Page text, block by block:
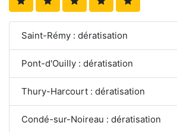
Saint-Rémy : dératisation
Pont-d'Ouilly : dératisation
Thury-Harcourt : dératisation
Condé-sur-Noireau : dératisation